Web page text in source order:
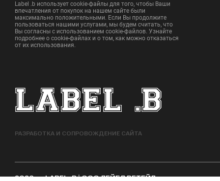
Label .b использует cookie-файлы для того, чтобы Ваши
впечатления от покупок на нашем сайте были
максимально положительными. Если Вы продолжите
пользоваться нашими услугами, мы будем считать, что
Вы согласны с использованием cookie-файлов. Узнайте
подробнее о cookie-файлах и о том, как можно отказаться
от их использования.
РАЗРАБОТКА И СОПРОВОЖДЕНИЕ САЙТА
2026 LABEL .B | ООО ЛЕЙБЛ РЕТЕЙЛ